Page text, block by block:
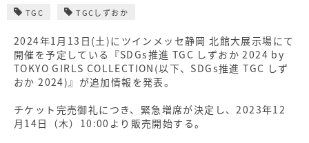
TGC TGCしずおか
2024年1月13日(土)にツインメッセ静岡 北館大展示場にて
開催を予定している『SDGs推進 TGC しずおか 2024 by
TOKYO GIRLS COLLECTION(以下、SDGs推進 TGC しず
おか 2024)』が追加情報を発表。
チケット完売御礼につき、緊急増席が決定し、2023年12
月14日（木）10:00より販売開始する。